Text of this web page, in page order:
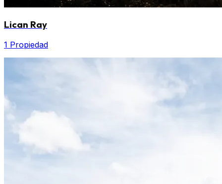
Lican Ray
1 Propiedad